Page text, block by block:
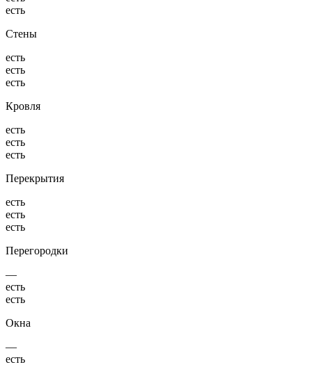
есть
Стены
есть
есть
есть
Кровля
есть
есть
есть
Перекрытия
есть
есть
есть
Перегородки
—
есть
есть
Окна
—
есть